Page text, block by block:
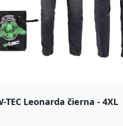
TEC Leonarda čierna - 4XL